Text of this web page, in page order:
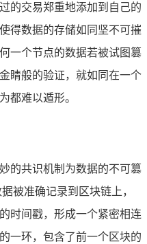
的交易郑重地添加到自己的
得数据的存储如同坚不可摧
一个节点的数据若被试图篡
睛般的验证，就如同在一个
都难以遁形。
的共识机制为数据的不可篡
被准确记录到区块链上，
时间戳，形成一个紧密相连
一环，包含了前一个区块的